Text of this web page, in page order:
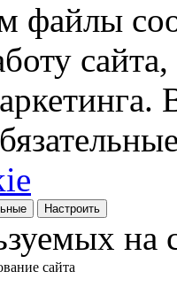
файлы
Настроить
на
сайта